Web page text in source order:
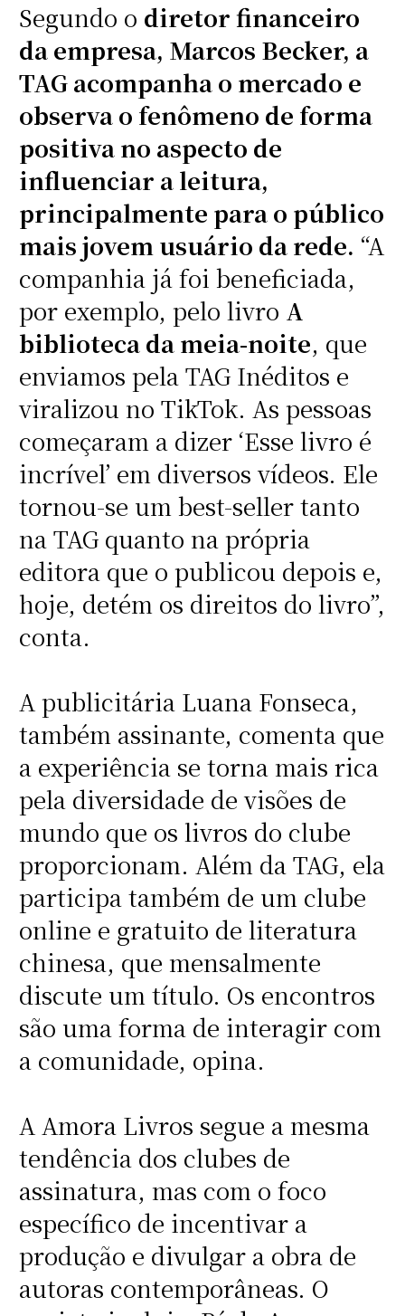
Segundo o diretor financeiro
da empresa, Marcos Becker, a
TAG acompanha o mercado e
observa o fenômeno de forma
positiva no aspecto de
influenciar a leitura,
principalmente para o público
mais jovem usuário da rede. “A
companhia já foi beneficiada,
por exemplo, pelo livro A
biblioteca da meia-noite, que
enviamos pela TAG Inéditos e
viralizou no TikTok. As pessoas
começaram a dizer ‘Esse livro é
incrível’ em diversos vídeos. Ele
tornou-se um best-seller tanto
na TAG quanto na própria
editora que o publicou depois e,
hoje, detém os direitos do livro”,
conta.
A publicitária Luana Fonseca,
também assinante, comenta que
a experiência se torna mais rica
pela diversidade de visões de
mundo que os livros do clube
proporcionam. Além da TAG, ela
participa também de um clube
online e gratuito de literatura
chinesa, que mensalmente
discute um título. Os encontros
são uma forma de interagir com
a comunidade, opina.
A Amora Livros segue a mesma
tendência dos clubes de
assinatura, mas com o foco
específico de incentivar a
produção e divulgar a obra de
autoras contemporâneas. O